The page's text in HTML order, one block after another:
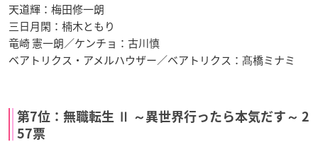
天道輝：梅田修一朗
三日月閑：楠木ともり
竜崎 憲一朗／ケンチョ：古川慎
ベアトリクス・アメルハウザー／ベアトリクス：髙橋ミナミ
第7位：無職転生 Ⅱ ～異世界行ったら本気だす～ 2
57票